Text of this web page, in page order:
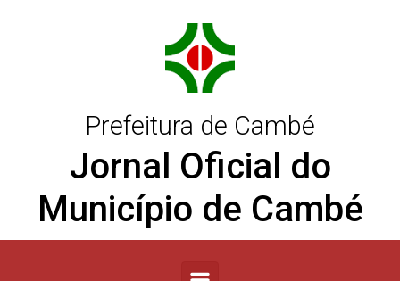
Prefeitura de Cambé
Jornal Oficial do
Município de Cambé